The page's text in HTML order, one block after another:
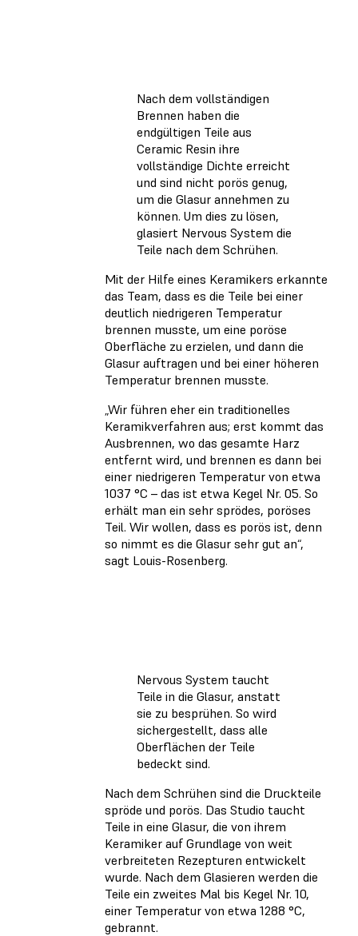
Nach dem vollständigen
Brennen haben die
endgültigen Teile aus
Ceramic Resin ihre
vollständige Dichte erreicht
und sind nicht porös genug,
um die Glasur annehmen zu
können. Um dies zu lösen,
glasiert Nervous System die
Teile nach dem Schrühen.
Mit der Hilfe eines Keramikers erkannte
das Team, dass es die Teile bei einer
deutlich niedrigeren Temperatur
brennen musste, um eine poröse
Oberfläche zu erzielen, und dann die
Glasur auftragen und bei einer höheren
Temperatur brennen musste.
„Wir führen eher ein traditionelles
Keramikverfahren aus; erst kommt das
Ausbrennen, wo das gesamte Harz
entfernt wird, und brennen es dann bei
einer niedrigeren Temperatur von etwa
1037 °C – das ist etwa Kegel Nr. 05. So
erhält man ein sehr sprödes, poröses
Teil. Wir wollen, dass es porös ist, denn
so nimmt es die Glasur sehr gut an“,
sagt Louis-Rosenberg.
Nervous System taucht
Teile in die Glasur, anstatt
sie zu besprühen. So wird
sichergestellt, dass alle
Oberflächen der Teile
bedeckt sind.
Nach dem Schrühen sind die Druckteile
spröde und porös. Das Studio taucht
Teile in eine Glasur, die von ihrem
Keramiker auf Grundlage von weit
verbreiteten Rezepturen entwickelt
wurde. Nach dem Glasieren werden die
Teile ein zweites Mal bis Kegel Nr. 10,
einer Temperatur von etwa 1288 °C,
gebrannt.